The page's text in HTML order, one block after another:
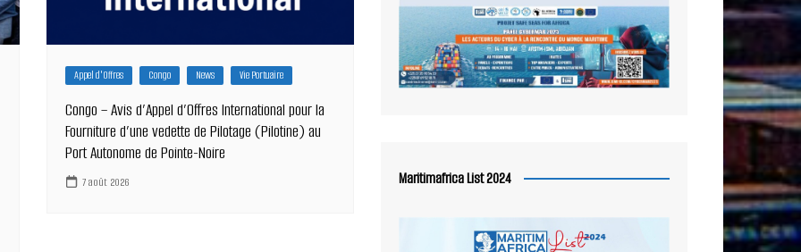
Appel d'Offres Congo News Vie Portuaire
Congo – Avis d’Appel d’Offres International pour la
Fourniture d’une vedette de Pilotage (Pilotine) au
Port Autonome de Pointe-Noire
7 août 2026 Maritimafrica List 2024